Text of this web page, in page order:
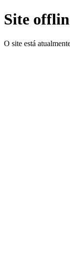
Site
O site está